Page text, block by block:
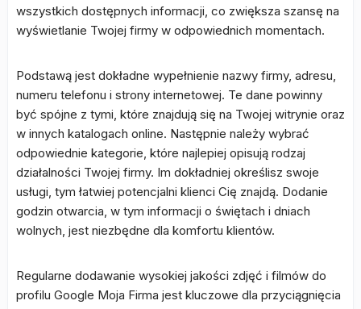
wszystkich dostępnych informacji, co zwiększa szansę na
wyświetlanie Twojej firmy w odpowiednich momentach.
Podstawą jest dokładne wypełnienie nazwy firmy, adresu,
numeru telefonu i strony internetowej. Te dane powinny
być spójne z tymi, które znajdują się na Twojej witrynie oraz
w innych katalogach online. Następnie należy wybrać
odpowiednie kategorie, które najlepiej opisują rodzaj
działalności Twojej firmy. Im dokładniej określisz swoje
usługi, tym łatwiej potencjalni klienci Cię znajdą. Dodanie
godzin otwarcia, w tym informacji o świętach i dniach
wolnych, jest niezbędne dla komfortu klientów.
Regularne dodawanie wysokiej jakości zdjęć i filmów do
profilu Google Moja Firma jest kluczowe dla przyciągnięcia